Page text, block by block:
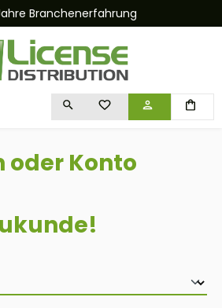
DU HAST 0 PRODUKTE
Konto